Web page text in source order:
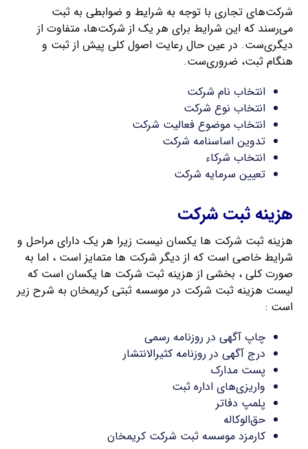
شرکت‌های تجاری با توجه به شرایط و ضوابطی به ثبت
می‌رسند که این شرایط برای هر یک از شرکت‌ها، متفاوت از
دیگری‌ست. در عین حال رعایت اصول کلی پیش از ثبت و
هنگام ثبت، ضروری‌ست.
انتخاب نام شرکت
انتخاب نوع شرکت
انتخاب موضوع فعالیت شرکت
تدوین اساسنامه شرکت
انتخاب شرکاء
تعیین سرمایه شرکت
هزینه ثبت شرکت
هزینه ثبت شرکت ها یکسان نیست زیرا هر یک دارای مراحل و
شرایط خاصی است که از دیگر شرکت ها متمایز است ، اما به
صورت کلی ، بخشی از هزینه ثبت شرکت ها یکسان است که
لیست هزینه ثبت شرکت در موسسه ثبتی کریمخان به شرح زیر
است :
چاپ آگهی در روزنامه رسمی
درج آگهی در روزنامه کثیرالانتشار
پست مدارک
واریزی‌های اداره ثبت
پلمپ دفاتر
حق‌الوکاله
کارمزد موسسه ثبت شرکت کریمخان